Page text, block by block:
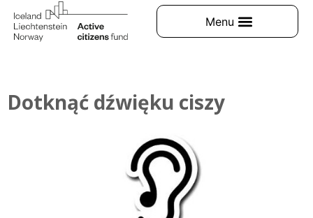
Dotknąć dźwięku ciszy